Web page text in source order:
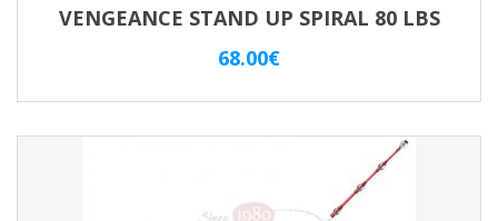
VENGEANCE STAND UP SPIRAL 80 LBS
68.00€